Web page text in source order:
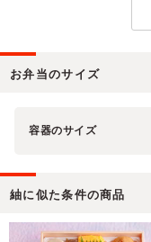
お弁当のサイズ
容器のサイズ
紬に似た条件の商品